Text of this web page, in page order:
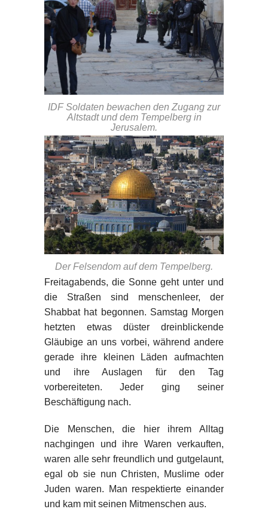
IDF Soldaten bewachen den Zugang zur
Altstadt und dem Tempelberg in
Jerusalem.
Der Felsendom auf dem Tempelberg.
Freitagabends, die Sonne geht unter und
die Straßen sind menschenleer, der
Shabbat hat begonnen. Samstag Morgen
hetzten etwas düster dreinblickende
Gläubige an uns vorbei, während andere
gerade ihre kleinen Läden aufmachten
und ihre Auslagen für den Tag
vorbereiteten. Jeder ging seiner
Beschäftigung nach.
Die Menschen, die hier ihrem Alltag
nachgingen und ihre Waren verkauften,
waren alle sehr freundlich und gutgelaunt,
egal ob sie nun Christen, Muslime oder
Juden waren. Man respektierte einander
und kam mit seinen Mitmenschen aus.